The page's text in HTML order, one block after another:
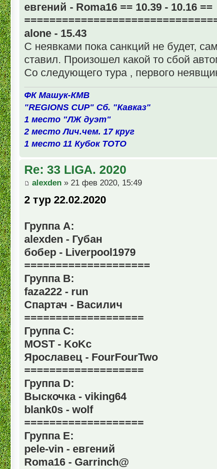
евгений - Roma16 == 10.39 - 10.16 ==
alone - 15.43
С неявками пока санкций не будет,
ставил. Произошел какой то сбой
Со следующего тура , первого
ФК Машук-КМВ
"REGIONS CUP" Сб. "Кавказ"
1 место "ЛЖ дуэт"
2 место Лич.чем. 17 круг
1 место 11 Кубок ТОТО
Re: 33 LIGA. 2020
alexden » 21 фев 2020, 15:49
2 тур 22.02.2020
Группа А:
alexden - Губан
бобер - Liverpool1979
====================
Группа В:
faza222 - run
Спартач - Василич
===================
Группа С:
MOST - KoKc
Ярославец - FourFourTwo
===================
Группа D:
Выскочка - viking64
blank0s - wolf
===================
Группа Е:
pele-vin - евгений
Roma16 - Garrinch@